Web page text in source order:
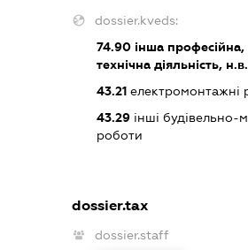
dossier.kveds:
74.90інша професійна,
технічна діяльність,
43.21електромонтажні
43.29інші будівельно-
роботи
dossier.tax
dossier.staff